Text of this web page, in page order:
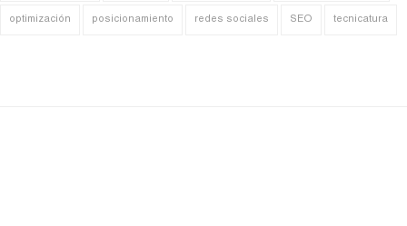
optimización posicionamiento redes sociales SEO tecnicatura